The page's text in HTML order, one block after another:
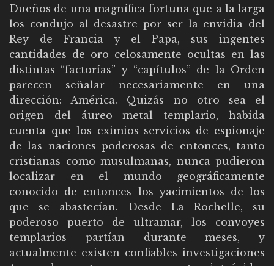
Dueños de una magnífica fortuna que a la larga
los condujo al desastre por ser la envidia del
Rey de Francia y el Papa, sus ingentes
cantidades de oro celosamente ocultas en las
distintas “factorías” y “capítulos” de la Orden
parecen señalar necesariamente en una
dirección: América. Quizás no otro sea el
origen del áureo metal templario, habida
cuenta que los eximios servicios de espionaje
de las naciones poderosas de entonces, tanto
cristianas como musulmanas, nunca pudieron
localizar en el mundo geográficamente
conocido de entonces los yacimientos de los
que se abastecían. Desde La Rochelle, su
poderoso puerto de ultramar, los convoyes
templarios partían durante meses, y
actualmente existen confiables investigaciones